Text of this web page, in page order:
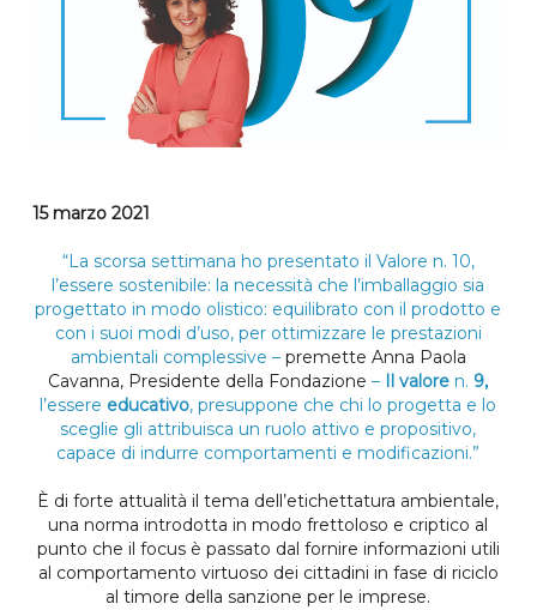
15 marzo 2021
“La scorsa settimana ho presentato il Valore n. 10,
l’essere sostenibile: la necessità che l’imballaggio sia
progettato in modo olistico: equilibrato con il prodotto e
con i suoi modi d’uso, per ottimizzare le prestazioni
ambientali complessive – premette Anna Paola
Cavanna, Presidente della Fondazione – Il valore n. 9,
l’essere educativo, presuppone che chi lo progetta e lo
sceglie gli attribuisca un ruolo attivo e propositivo,
capace di indurre comportamenti e modificazioni.”
È di forte attualità il tema dell’etichettatura ambientale,
una norma introdotta in modo frettoloso e criptico al
punto che il focus è passato dal fornire informazioni utili
al comportamento virtuoso dei cittadini in fase di riciclo
al timore della sanzione per le imprese.